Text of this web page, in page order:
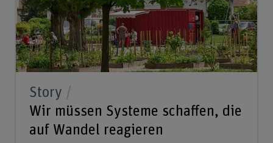
Story
Wir müssen Systeme schaffen, die
auf Wandel reagieren